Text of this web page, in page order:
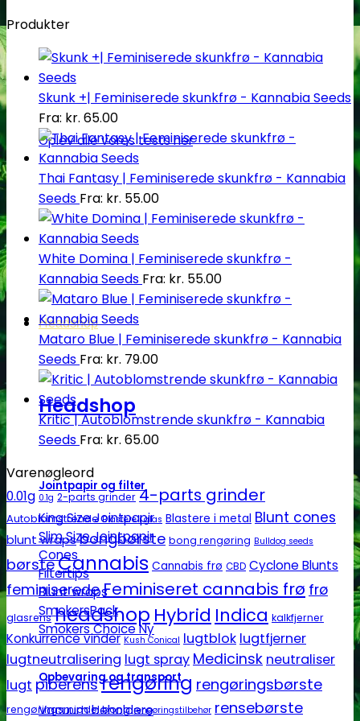
Oplev alle vores tests her
Headshop
Headshop
Jointpapir og filter
King Size Jointpapir
Slim Size Jointpapir
Cones
Filtertips
Blunt wraps
SmokersPack
Smokers Choice
Opbevaring og transport
Vacuum beholdere
Produkter
Skunk +| Feminiserede skunkfrø - Kannabia Seeds
Fra: kr. 65.00
Thai Fantasy | Feminiserede skunkfrø - Kannabia
Seeds Fra: kr. 55.00
White Domina | Feminiserede skunkfrø -
Kannabia Seeds Fra: kr. 55.00
Mataro Blue | Feminiserede skunkfrø - Kannabia
Seeds Fra: kr. 79.00
Kritic | Autoblomstrende skunkfrø - Kannabia
Seeds Fra: kr. 65.00
Varenøgleord
0.01g 0.1g 2-parts grinder 4-parts grinder
Autoblomstrende Blastere i glas Blastere i metal Blunt cones
blunt wrapsbongbørste bong rengøring Bulldog seeds
børsteCannabis Cannabis frø CBD Cyclone Blunts
feminiseredeFeminiseret cannabis frø frø
glasrens headshop Hybrid Indica kalkfjerner
Konkurrence vinder Kush Conical lugtblok lugtfjerner
lugtneutralisering lugt spray Medicinsk neutraliser
lugt piberens rengøring rengøringsbørste
rengøringsmiddel bong rengøringstilbehør rensebørste